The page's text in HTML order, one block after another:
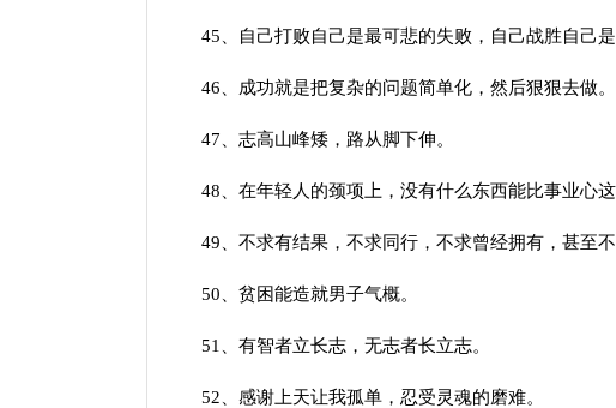
45、自己打败自己是最可悲的失败，自己战胜自己是
46、成功就是把复杂的问题简单化，然后狠狠去做。
47、志高山峰矮，路从脚下伸。
48、在年轻人的颈项上，没有什么东西能比事业心这
49、不求有结果，不求同行，不求曾经拥有，甚至不
50、贫困能造就男子气概。
51、有智者立长志，无志者长立志。
52、感谢上天让我孤单，忍受灵魂的磨难。